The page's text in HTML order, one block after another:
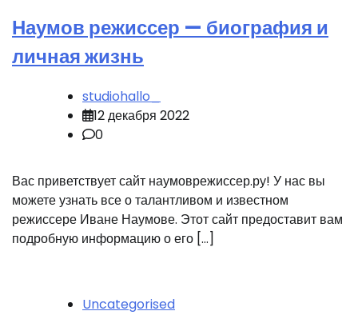
Наумов режиссер — биография и
личная жизнь
studiohallo_
12 декабря 2022
0
Вас приветствует сайт наумоврежиссер.ру! У нас вы
можете узнать все о талантливом и известном
режиссере Иване Наумове. Этот сайт предоставит вам
подробную информацию о его […]
Uncategorised